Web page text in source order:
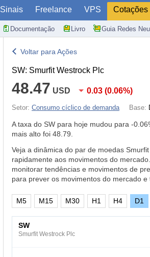
Sinais Freelance VPS Cotações
Documentação Livro Guia Redes
Voltar para Ações
SW: Smurfit Westrock Plc
48.47 USD 0.03 (0.06%)
Setor: Consumo cíclico de demanda Base:
A taxa do SW para hoje mudou para -
mais alto foi 48.79.
Veja a dinâmica do par de moedas
rapidamente aos movimentos do
monitorar tendências e movimentos de
para prever os movimentos do mercado
M5 M15 M30 H1 H4 D1
SW
Smurfit Westrock Plc